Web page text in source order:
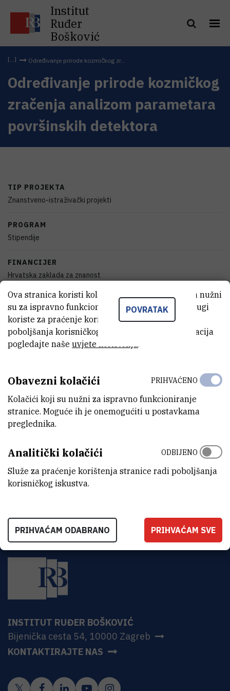
Institut
Ruđer
Bošković
Određivanje prirode kozmičkog zr...
Određivanje prirode kozmičkog
zračenja analizom parametara
površinskih detektora
TIP PROJEKTA
Znanstveno-istraživački projekti
PROGRAM
Stipendije
FINANCIJER
Hrvatska zaklada za znanost
DATUM POČETKA
22.9.2011.
DATUM ZAVRŠETKA
9.6.2013.
STATUS
Završen
IZNOS FINANCIRANJA
36.200HRK
VIŠE INFORMACIJA
INSTITUT RUĐER BOŠKOVIĆ
Bijenička cesta 54, 10000 Zagreb
KONTAKTIRAJTE NAS
POVRATAK
Ova stranica koristi kolačiće. Neki od tih kolačića nužni
su za ispravno funkcioniranje stranice, dok se drugi
koriste za praćenje korištenja stranice radi
poboljšanja korisničkog iskustva. Za više informacija
pogledajte naše uvjete korištenja.
Obavezni kolačići
Kolačići koji su nužni za ispravno funkcioniranje
stranice. Moguće ih je onemogućiti u postavkama
preglednika.
PRIHVAĆENO
Analitički kolačići
Služe za praćenje korištenja stranice radi poboljšanja
korisničkog iskustva.
ODBIJENO
PRIHVAĆAM ODABRANO PRIHVAĆAM SVE